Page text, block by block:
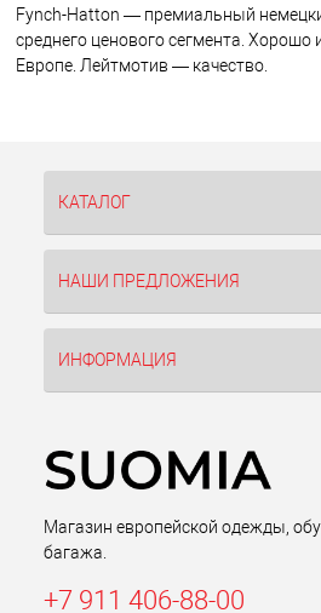
Fynch-Hatton — премиальный
среднего ценового сегмента. Хорошо
Европе. Лейтмотив — качество.
КАТАЛОГ
НАШИ ПРЕДЛОЖЕНИЯ
ИНФОРМАЦИЯ
Магазин европейской одежды,
багажа.
+7 911 406-88-00